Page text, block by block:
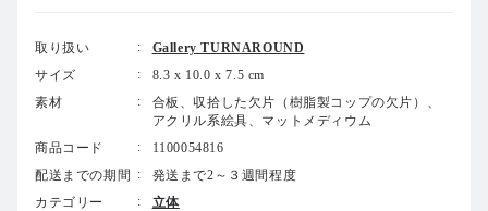
取り扱い
Gallery TURNAROUND
サイズ
8.3 x 10.0 x 7.5 cm
素材
合板、収拾した欠片（樹脂製コップの欠片）、
アクリル系絵具、マットメディウム
商品コード
1100054816
配送までの期間
発送まで2～３週間程度
カテゴリー
立体